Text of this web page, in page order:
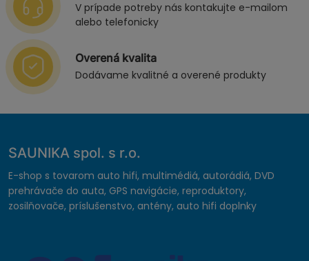
V prípade potreby nás kontakujte e-mailom
alebo telefonicky
Overená kvalita
Dodávame kvalitné a overené produkty
SAUNIKA spol. s r.o.
E-shop s tovarom auto hifi, multimédiá, autorádiá, DVD
prehrávače do auta, GPS navigácie, reproduktory,
zosilňovače, príslušenstvo, antény, auto hifi doplnky